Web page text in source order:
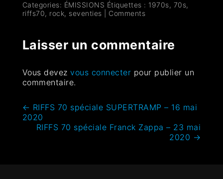
Categories: ÉMISSIONS Étiquettes : 1970s, 70s,
riffs70, rock, seventies Comments
Laisser un commentaire
Vous devezvous connecter pour publier un
commentaire.
← RIFFS 70 spéciale SUPERTRAMP – ‎16 ‎mai
‎2020
RIFFS 70 spéciale Franck Zappa – 23 mai
2020 →